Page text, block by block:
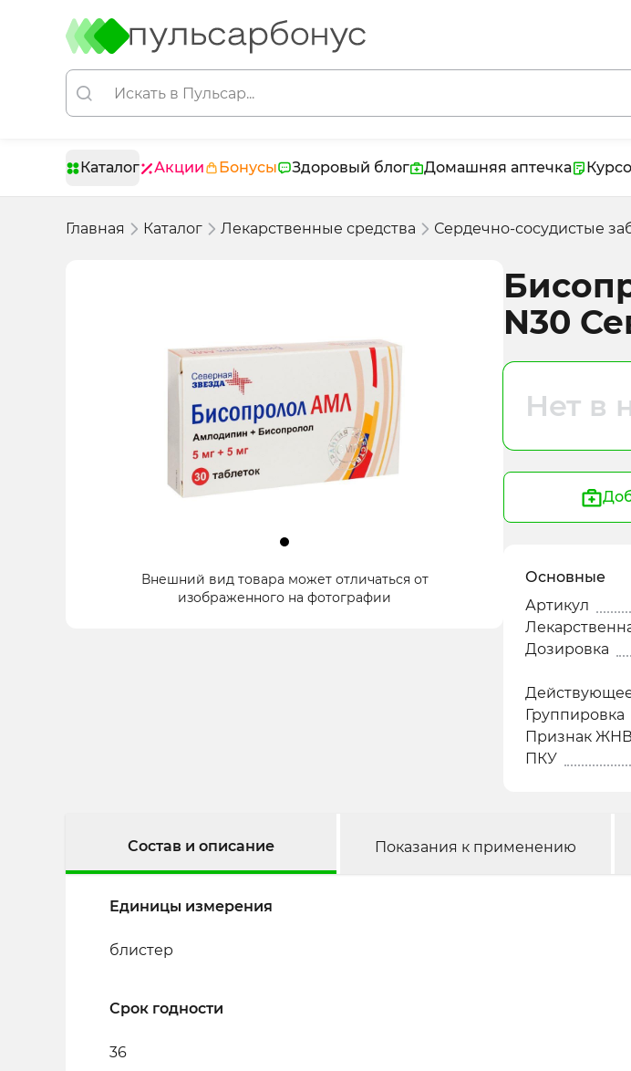
Каталог Акции Бонусы Здоровый блог Домашняя аптечка
Главная Каталог Лекарственные средства Сердечно-сосудистые
Внешний вид товара может отличаться от
изображенного на фотографии
N30
Нет в
Основные
Артикул
Дозировка
Группировка
Признак
ПКУ
Состав и описание Показания к применению
Единицы измерения
блистер
Срок годности
36